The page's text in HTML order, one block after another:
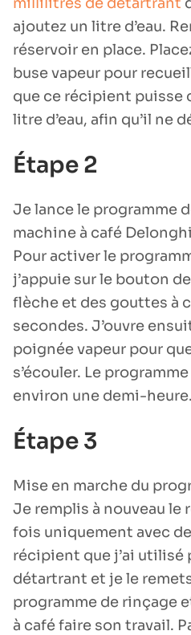
ajoutez un litre d’eau.
réservoir en place.
buse vapeur pour
que ce récipient puisse
litre d’eau, afin qu’il ne
Étape 2
Je lance le programme
machine à café Delonghi
Pour activer le
j’appuie sur le bouton
flèche et des gouttes à
secondes. J’ouvre
poignée vapeur pour
s’écouler. Le
environ une demi-heure.
Étape 3
Mise en marche du
Je remplis à nouveau le
fois uniquement avec de
récipient que j’ai utilisé
détartrant et je le
programme de rinçage
à café faire son travail.